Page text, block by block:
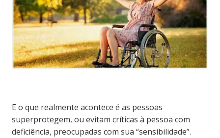
E o que realmente acontece é as pessoas
superprotegem, ou evitam críticas à pessoa com
deficiência, preocupadas com sua “sensibilidade”.